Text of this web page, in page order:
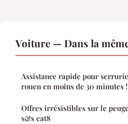
Voiture — Dans la
Assistance rapide pour
rouen en moins de 30 minutes !
Offres irrésistibles sur le
s&s eat8